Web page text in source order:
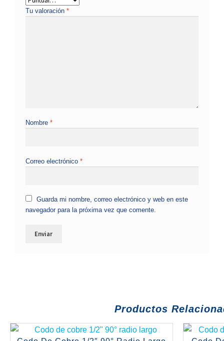
Tu valoración*
Nombre*
Correo electrónico*
Guarda mi nombre, correo electrónico y web en este
navegador para la próxima vez que comente.
Productos